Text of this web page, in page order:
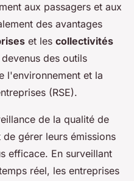
aux passagers et aux
des avantages
et les collectivités
des outils
l'environnement et la
(RSE).
de la qualité de
de gérer leurs émissions
efficace. En surveillant
réel, les entreprises